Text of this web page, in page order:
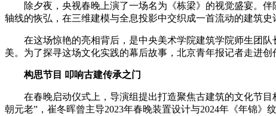
除夕夜，央视春晚上演了一场名为《栋梁》的视觉盛宴。伴
轴线的恢弘，在三维建模与全息投影中交织成一首流动的建筑
在这场惊艳的亮相背后，是中央美术学院建筑学院师生团队
美。为了探寻这场文化实践的幕后故事，北京青年报记者走进
构思节目 叩响古建传承之门
在春晚启动仪式上，导演组提出打造聚焦古建筑的文化节目
朝元老”，崔冬晖曾主导2023年春晚装置设计与2024年《年锦